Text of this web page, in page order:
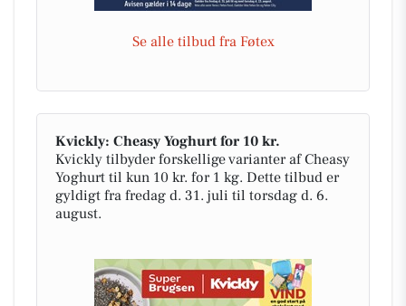
Se alle tilbud fra Føtex
Kvickly: Cheasy Yoghurt for 10 kr.
Kvickly tilbyder forskellige varianter af Cheasy
Yoghurt til kun 10 kr. for 1 kg. Dette tilbud er
gyldigt fra fredag d. 31. juli til torsdag d. 6.
august.